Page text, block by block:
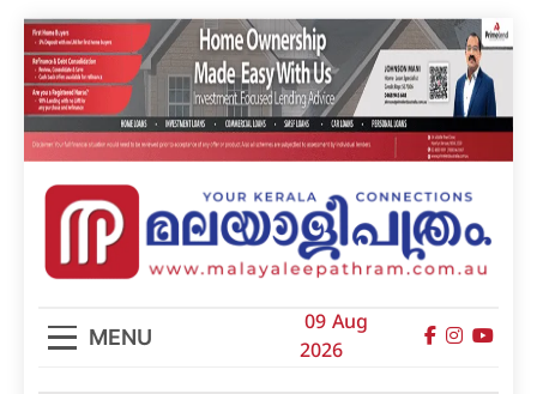
Skip
to
content
മലയാളിപത്രം
MENU
09 Aug
2026